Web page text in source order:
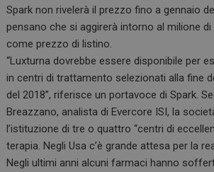
Spark non rivelerà il prezzo fino a gennaio
pensano che si aggirerà intorno al milione di
come prezzo di listino.
“Luxturna dovrebbe essere disponibile per
in centri di trattamento selezionati alla fine
del 2018”, riferisce un portavoce di Spark.
Breazzano, analista di Evercore ISI, la
l’istituzione di tre o quattro “centri di
terapia. Negli Usa c’è grande attesa per la
Negli ultimi anni alcuni farmaci hanno